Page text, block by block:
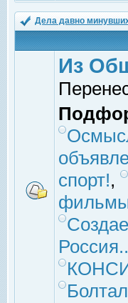
Дела давно
Из
спорт!,